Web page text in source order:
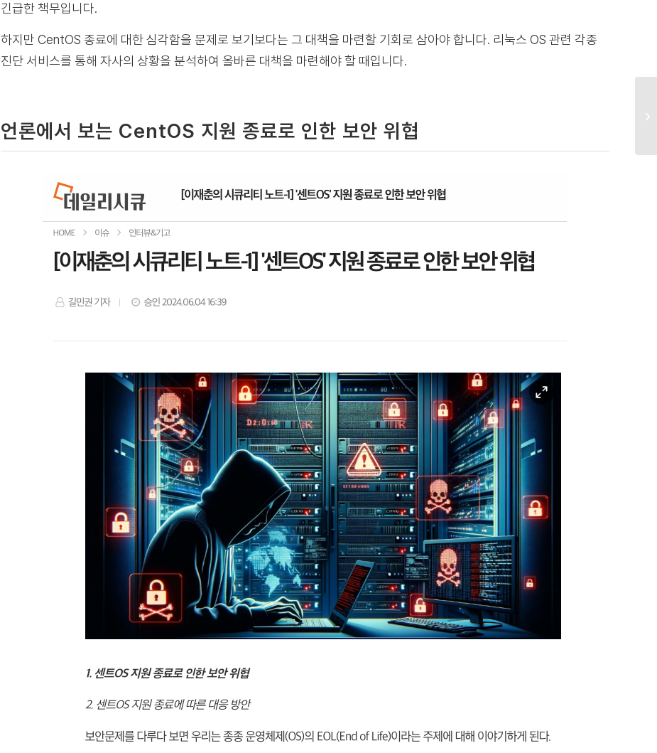
긴급한 책무입니다.
하지만 CentOS 종료에 대한 심각함을 문제로 보기보다는 그 대책을 마련할 기회로 삼아야 합니다. 리눅스 OS 관련 각종
진단 서비스를 통해 자사의 상황을 분석하여 올바른 대책을 마련해야 할 때입니다.
언론에서 보는 CentOS 지원 종료로 인한 보안 위협